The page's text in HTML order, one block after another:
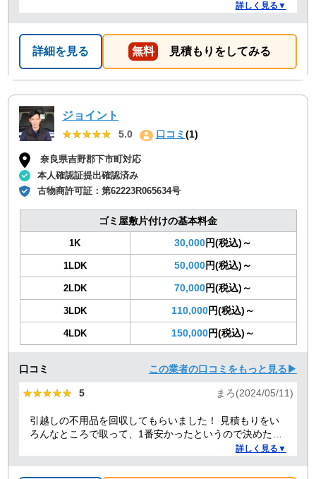
詳しく見る▼
詳細を見る 無料 見積もりをしてみる
ジョイント
★★★★★
★★★★★ 5.0 口コミ(1)
奈良県吉野郡下市町対応
本人確認証提出確認済み
古物商許可証：第62223R065634号
ゴミ屋敷片付けの基本料金
1K 30,000円(税込)～
1LDK 50,000円(税込)～
2LDK 70,000円(税込)～
3LDK 110,000円(税込)～
4LDK 150,000円(税込)～
口コミ この業者の口コミをもっと見る▶
★★★★★
★★★★★ 5 まろ(2024/05/11)
引越しの不用品を回収してもらいました！ 見積もりをい
ろんなところで取って、1番安かったというので決めたの
ですが、 対応や話し方も、丁寧で優しく、 作業自体も素
詳しく見る▼